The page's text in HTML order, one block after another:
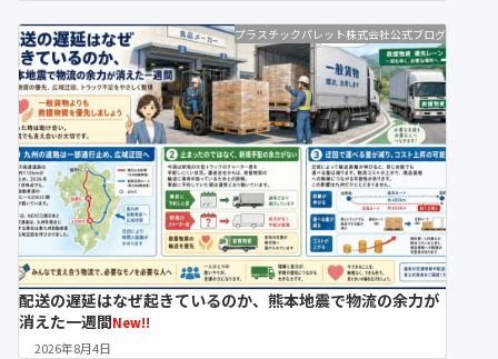
プラスチックパレット株式会社公式ブログ
配送の遅延はなぜ起きているのか、熊本地震で物流の余力が
消えた一週間New!!
2026年8月4日